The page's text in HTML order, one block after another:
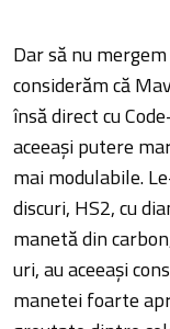
Dar să nu
considerăm că
însă direct cu
aceeași putere
mai modulabile.
discuri, HS2, cu
manetă din
uri, au aceeași
manetei foarte